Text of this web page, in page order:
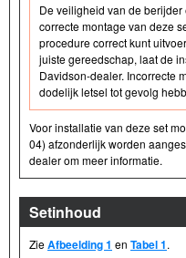
De veiligheid van de
correcte montage van deze
procedure correct kunt
juiste gereedschap, laat de
Davidson-dealer. Incorrecte
dodelijk letsel tot gevolg
Voor installatie van deze set
04) afzonderlijk worden
dealer om meer informatie.
Setinhoud
ZieAfbeelding 1 en Tabel 1.